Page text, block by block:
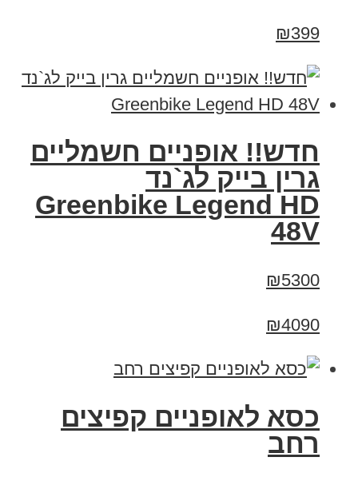
₪399
חדש!! אופניים חשמליים
גרין בייק לג`נד
Greenbike Legend HD
48V
₪5300
₪4090
כסא לאופניים קפיצים
רחב